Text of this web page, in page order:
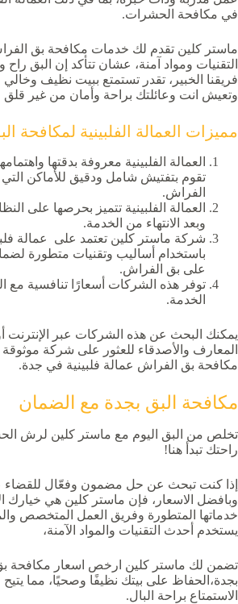
في مكافحة الحشرات.
ماستر كلين تقدم لك خدمات مكافحة بق
التقنيات ومواد آمنة، عشان تتأكد إن البق
فريقنا الخبير، تقدر تستمتع ببيت نظيف
وتعيش انت وعائلتك براحة وأمان من غير
مميزات العمالة الفلبينية لمكافحة
العمالة الفلبينية معروفة بدقتها
تقوم بتفتيش شامل ودقيق للأماكن التي
الفراش.
العمالة الفلبينية تتميز بحرصها على
وبعد الانتهاء من الخدمة.
شركة ماستر كلين تعتمد على عمالة
باستخدام أساليب وتقنيات متطورة
على بق الفراش.
توفر هذه الشركات أسعارًا تنافسية مع
الخدمة.
يمكنك البحث عن هذه الشركات عبر الإنترنت
المعارف والأصدقاء للعثور على شركة
مكافحة بق الفراش عمالة فلبينية في جدة.
مكافحة البق بجدة مع الضمان
تخلص من البق اليوم مع ماستر كلين لرش
راحتك تبدأ هنا!
إذا كنت تبحث عن حل مضمون وفعّال للقضاء
وبافضل الاسعار، فإن ماستر كلين هي خيارك
خدماتها المتطورة وفريق العمل المتخصص
يستخدم أحدث التقنيات والمواد الآمنة،
تضمن لك ماستر كلين ارخص اسعار مكافحة
بجدة،الحفاظ على بيتك نظيفًا وصحيًا، مما يتيح
الاستمتاع براحة البال.